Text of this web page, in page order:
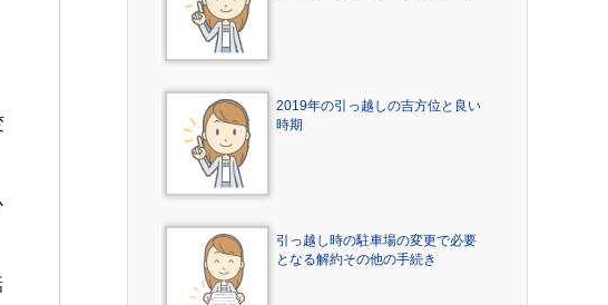
2019年の引っ越しの吉方位と良い
時期
引っ越し時の駐車場の変更で必要
となる解約その他の手続き